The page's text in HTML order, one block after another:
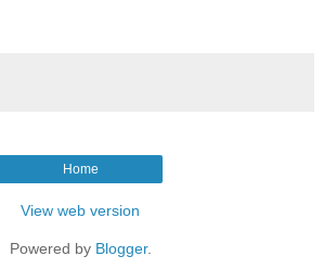
Home
View web version
Powered by Blogger.